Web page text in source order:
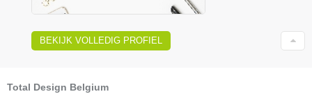
BEKIJK VOLLEDIG PROFIEL
Total Design Belgium